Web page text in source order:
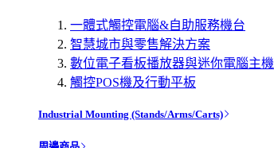
一體式觸控電腦&自助服務機台
智慧城市與零售解決方案
數位電子看板播放器與迷你電腦主機
觸控POS機及行動平板
Industrial Mounting (Stands/Arms/Carts)